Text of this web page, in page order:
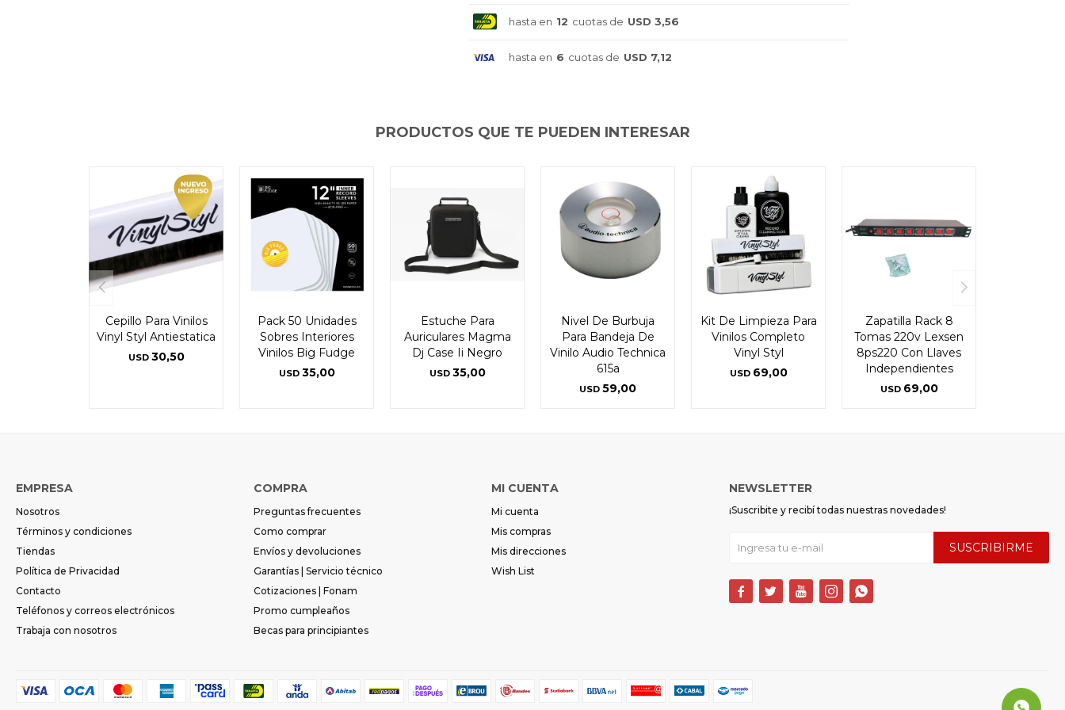
hasta en 12 cuotas de USD 3,56
hasta en 6 cuotas de USD 7,12
PRODUCTOS QUE TE PUEDEN INTERESAR
Cepillo Para Vinilos
Vinyl Styl Antiestatica
USD 30,50
Pack 50 Unidades
Sobres Interiores
Vinilos Big Fudge
USD 35,00
Estuche Para
Auriculares Magma
Dj Case Ii Negro
USD 35,00
Nivel De Burbuja
Para Bandeja De
Vinilo Audio Technica
615a
USD 59,00
Kit De Limpieza Para
Vinilos Completo
Vinyl Styl
USD 69,00
Zapatilla Rack 8
Tomas 220v Lexsen
8ps220 Con Llaves
Independientes
USD 69,00
EMPRESA
Nosotros
Términos y condiciones
Tiendas
Política de Privacidad
Contacto
Teléfonos y correos electrónicos
Trabaja con nosotros
COMPRA
Preguntas frecuentes
Como comprar
Envíos y devoluciones
Garantías | Servicio técnico
Cotizaciones | Fonam
Promo cumpleaños
Becas para principiantes
MI CUENTA
Mi cuenta
Mis compras
Mis direcciones
Wish List
NEWSLETTER
¡Suscribite y recibí todas nuestras novedades!
SUSCRIBIRME
    